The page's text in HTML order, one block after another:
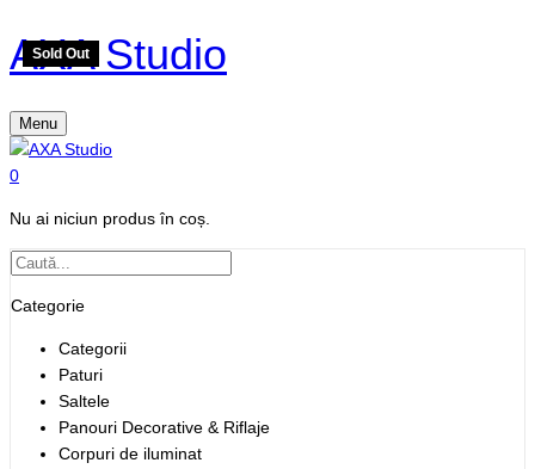
AXA Studio
Menu
0
Nu ai niciun produs în coș.
Categorie
Categorii
Paturi
Saltele
Panouri Decorative & Riflaje
Corpuri de iluminat
Sold Out